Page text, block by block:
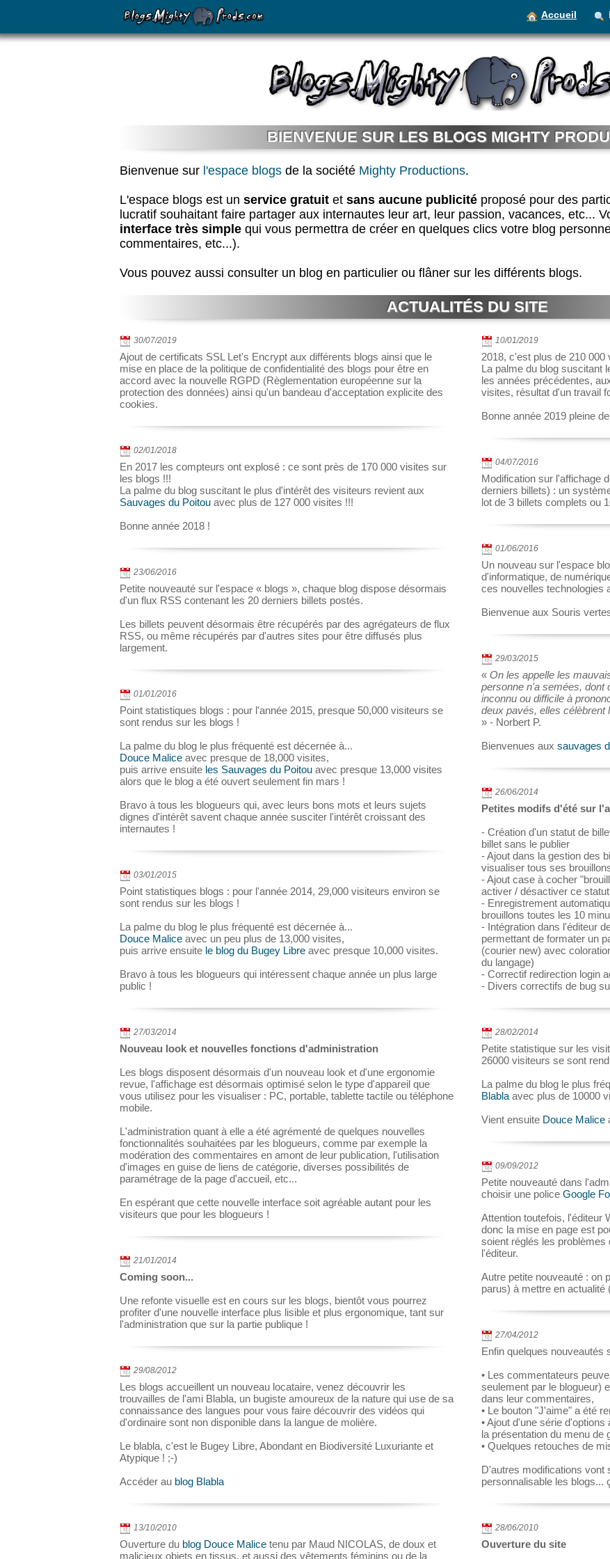
Accueil
BIENVENUE SUR LES BLOGS MIGHTY
Bienvenue sur l'espace blogs de la société Mighty Productions.
L'espace blogs est un service gratuit et sans aucune publicité proposé pour des
lucratif souhaitant faire partager aux internautes leur art, leur passion, vacances, etc...
interface très simple qui vous permettra de créer en quelques clics votre blog
commentaires, etc...).
Vous pouvez aussi consulter un blog en particulier ou flâner sur les différents blogs.
ACTUALITÉS DU SITE
30/07/2019
Ajout de certificats SSL Let's Encrypt aux différents blogs ainsi que le
mise en place de la politique de confidentialité des blogs pour être en
accord avec la nouvelle RGPD (Règlementation européenne sur la
protection des données) ainsi qu'un bandeau d'acceptation explicite des
cookies.
02/01/2018
En 2017 les compteurs ont explosé : ce sont près de 170 000 visites sur
les blogs !!!
La palme du blog suscitant le plus d'intérêt des visiteurs revient aux
Sauvages du Poitou avec plus de 127 000 visites !!!
Bonne année 2018 !
23/06/2016
Petite nouveauté sur l'espace « blogs », chaque blog dispose désormais
d'un flux RSS contenant les 20 derniers billets postés.
Les billets peuvent désormais être récupérés par des agrégateurs de flux
RSS, ou même récupérés par d'autres sites pour être diffusés plus
largement.
01/01/2016
Point statistiques blogs : pour l'année 2015, presque 50,000 visiteurs se
sont rendus sur les blogs !
La palme du blog le plus fréquenté est décernée à...
Douce Malice avec presque de 18,000 visites,
puis arrive ensuite les Sauvages du Poitou avec presque 13,000 visites
alors que le blog a été ouvert seulement fin mars !
Bravo à tous les blogueurs qui, avec leurs bons mots et leurs sujets
dignes d'intérêt savent chaque année susciter l'intérêt croissant des
internautes !
03/01/2015
Point statistiques blogs : pour l'année 2014, 29,000 visiteurs environ se
sont rendus sur les blogs !
La palme du blog le plus fréquenté est décernée à...
Douce Malice avec un peu plus de 13,000 visites,
puis arrive ensuite le blog du Bugey Libre avec presque 10,000 visites.
Bravo à tous les blogueurs qui intéressent chaque année un plus large
public !
27/03/2014
Nouveau look et nouvelles fonctions d'administration
Les blogs disposent désormais d'un nouveau look et d'une ergonomie
revue, l'affichage est désormais optimisé selon le type d'appareil que
vous utilisez pour les visualiser : PC, portable, tablette tactile ou téléphone
mobile.
L'administration quant à elle a été agrémenté de quelques nouvelles
fonctionnalités souhaitées par les blogueurs, comme par exemple la
modération des commentaires en amont de leur publication, l'utilisation
d'images en guise de liens de catégorie, diverses possibilités de
paramétrage de la page d'accueil, etc...
En espérant que cette nouvelle interface soit agréable autant pour les
visiteurs que pour les blogueurs !
21/01/2014
Coming soon...
Une refonte visuelle est en cours sur les blogs, bientôt vous pourrez
profiter d'une nouvelle interface plus lisible et plus ergonomique, tant sur
l'administration que sur la partie publique !
29/08/2012
Les blogs accueillent un nouveau locataire, venez découvrir les
trouvailles de l'ami Blabla, un bugiste amoureux de la nature qui use de sa
connaissance des langues pour vous faire découvrir des vidéos qui
d'ordinaire sont non disponible dans la langue de molière.
Le blabla, c'est le Bugey Libre, Abondant en Biodiversité Luxuriante et
Atypique ! ;-)
Accéder au blog Blabla
13/10/2010
Ouverture du blog Douce Malice tenu par Maud NICOLAS, de doux et
malicieux objets en tissus, et aussi des vêtements féminins ou de la
10/01/2019
2018, c'est plus de 210
La palme du blog suscitant
les années précédentes,
visites, résultat d'un travail
Bonne année 2019 pleine
04/07/2016
Modification sur l'affichage
derniers billets) : un
lot de 3 billets complets ou
01/06/2016
Un nouveau sur l'espace
d'informatique, de
ces nouvelles technologies
Bienvenue aux Souris
29/03/2015
« On les appelle les
personne n'a semées, dont
inconnu ou difficile à
deux pavés, elles célèbrent
» - Norbert P.
Bienvenues aux sauvages
26/06/2014
Petites modifs d'été sur
- Création d'un statut de
billet sans le publier
- Ajout dans la gestion des
visualiser tous ses
- Ajout case à cocher
activer / désactiver ce statut
- Enregistrement
brouillons toutes les 10
- Intégration dans l'éditeur
permettant de formater un
(courier new) avec
du langage)
- Correctif redirection login
- Divers correctifs de bug
28/02/2014
Petite statistique sur les
26000 visiteurs se sont
La palme du blog le plus
Blabla avec plus de 10000
Vient ensuite Douce Malice
09/09/2012
Petite nouveauté dans
choisir une police Google
Attention toutefois, l'éditeur
donc la mise en page est
soient réglés les problèmes
l'éditeur.
Autre petite nouveauté : on
parus) à mettre en
27/04/2012
Enfin quelques nouveautés
• Les commentateurs
seulement par le blogueur)
dans leur commentaires,
• Le bouton "J'aime" a été
• Ajout d'une série
la présentation du menu de
• Quelques retouches de
D'autres modifications vont
personnalisable les blogs...
28/06/2010
Ouverture du site